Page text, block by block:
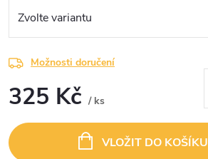
Možnosti doručení
325 Kč / ks
cena:
VLOŽIT DO KOŠÍKU